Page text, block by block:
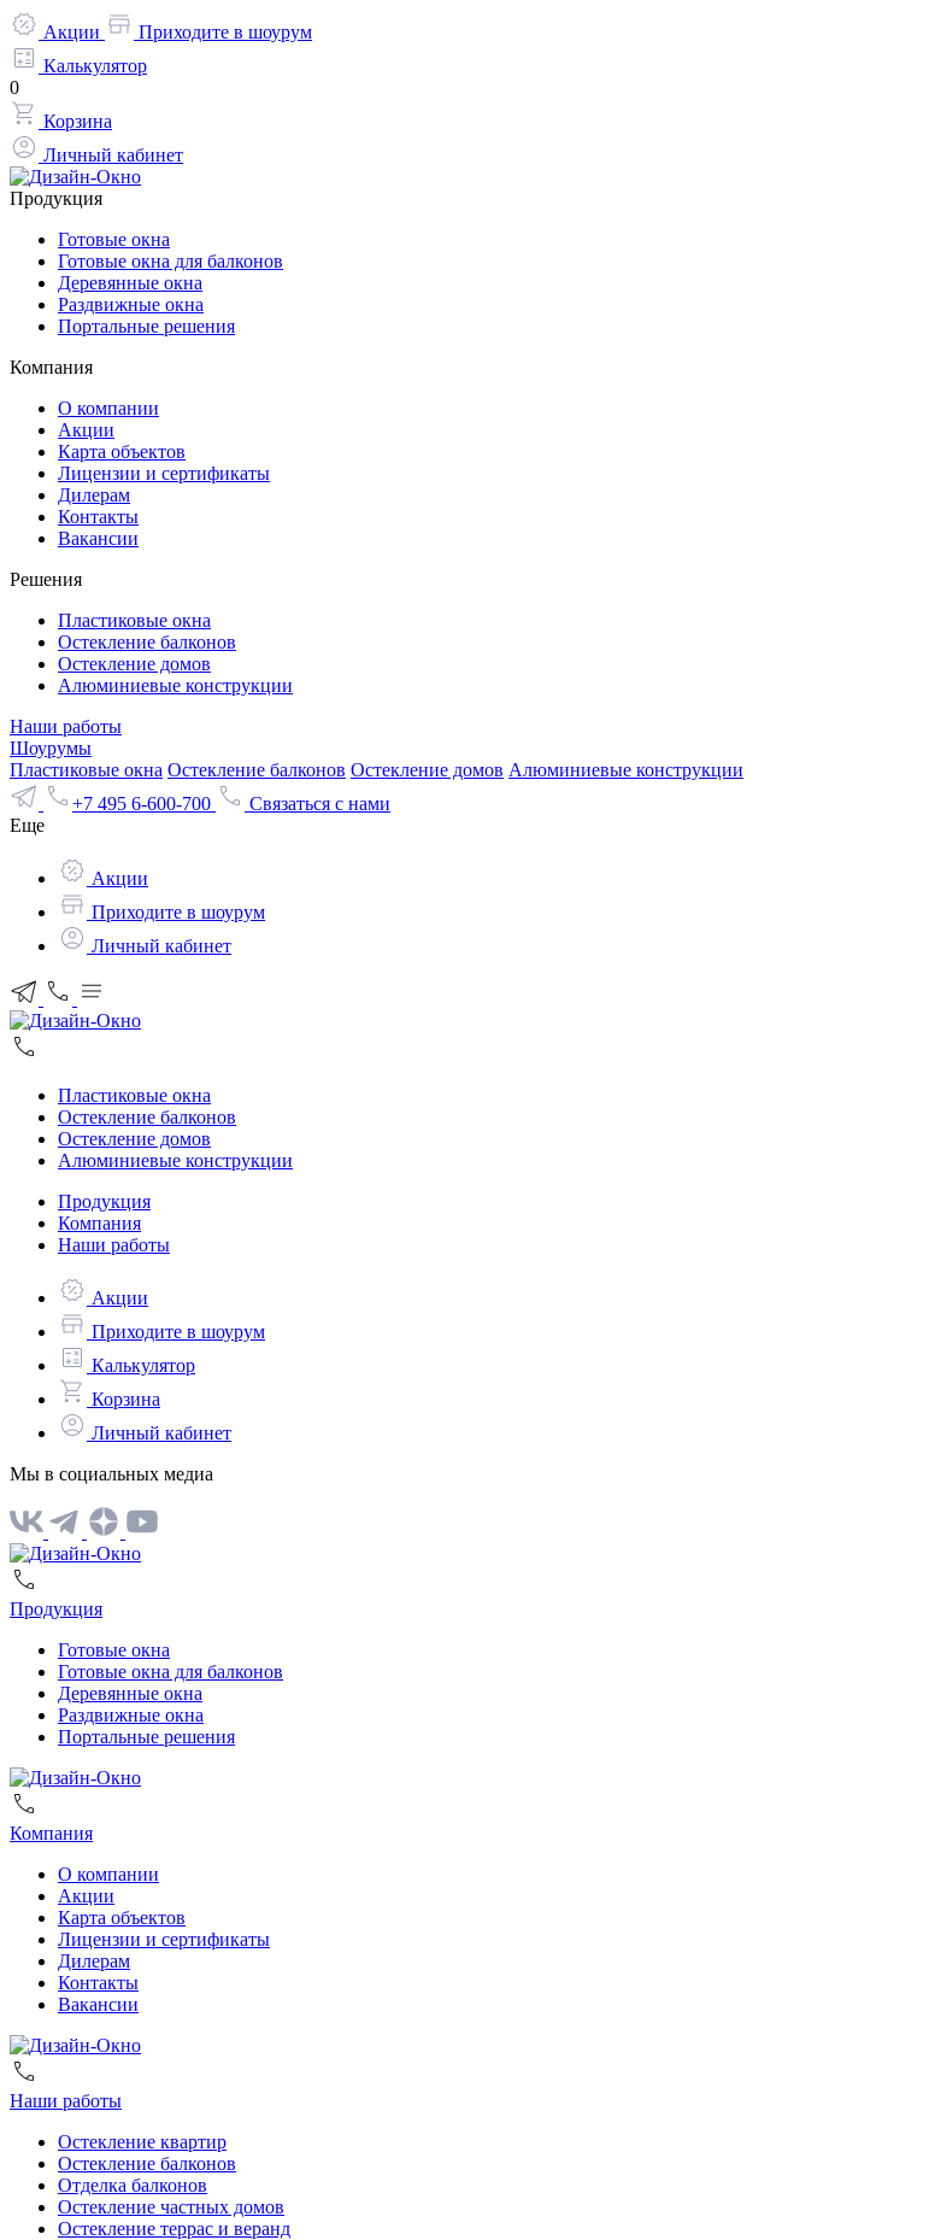
Акции
Приходите в шоурум
Калькулятор
0
Корзина
Личный кабинет
Продукция
Готовые окна
Готовые окна для балконов
Деревянные окна
Раздвижные окна
Портальные решения
Компания
О компании
Акции
Карта объектов
Лицензии и сертификаты
Дилерам
Контакты
Вакансии
Решения
Пластиковые окна
Остекление балконов
Остекление домов
Алюминиевые конструкции
Наши работы
Шоурумы
Пластиковые окна Остекление балконов Остекление домов Алюминиевые конструкции
+7 495 6-600-700
Связаться с нами
Еще
Акции
Приходите в шоурум
Личный кабинет
Пластиковые окна
Остекление балконов
Остекление домов
Алюминиевые конструкции
Продукция
Компания
Наши работы
Акции
Приходите в шоурум
Калькулятор
Корзина
Личный кабинет
Мы в социальных медиа
Продукция
Готовые окна
Готовые окна для балконов
Деревянные окна
Раздвижные окна
Портальные решения
Компания
О компании
Акции
Карта объектов
Лицензии и сертификаты
Дилерам
Контакты
Вакансии
Наши работы
Остекление квартир
Остекление балконов
Отделка балконов
Остекление частных домов
Остекление террас и веранд